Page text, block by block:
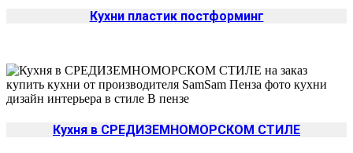
Кухни пластик постформинг
Кухня в СРЕДИЗЕМНОМОРСКОМ СТИЛЕ